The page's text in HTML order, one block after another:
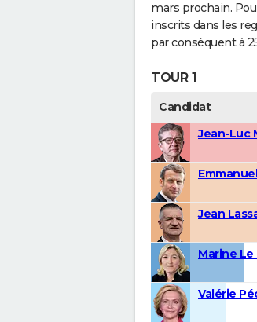
mars prochain.
inscrits dans les
par conséquent à
TOUR 1
Candidat
Jean-Luc
Jean
Marine Le
Valérie